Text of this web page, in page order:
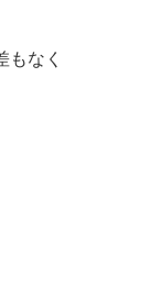
もなく